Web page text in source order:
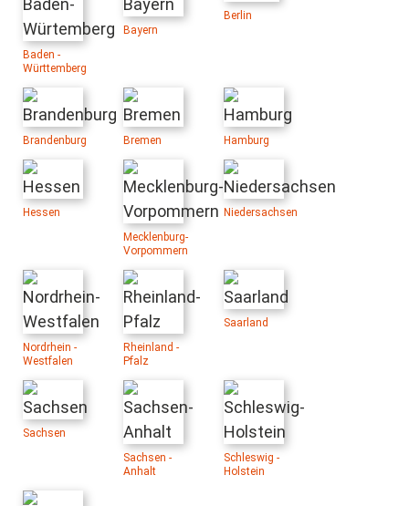
Baden -
Württemberg
Bayern
Berlin
Brandenburg Bremen Hamburg
Hessen
Mecklenburg-
Vorpommern
Niedersachsen
Nordrhein -
Westfalen
Rheinland -
Pfalz
Saarland
Sachsen
Sachsen -
Anhalt
Schleswig -
Holstein